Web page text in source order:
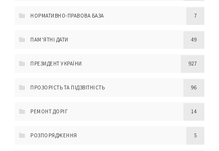
НОРМАТИВНО-ПРАВОВА БАЗА 7
ПАМ'ЯТНІ ДАТИ 49
ПРЕЗИДЕНТ УКРАЇНИ 927
ПРОЗОРІСТЬ ТА ПІДЗВІТНІСТЬ 96
РЕМОНТ ДОРІГ 14
РОЗПОРЯДЖЕННЯ 5